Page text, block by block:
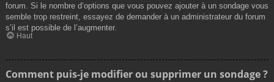
forum. Si le nombre d’options que vous pouvez ajouter à un sondage vous
semble trop restreint, essayez de demander à un administrateur du forum
s’il est possible de l’augmenter.
Haut
Comment puis-je modifier ou supprimer un sondage ?